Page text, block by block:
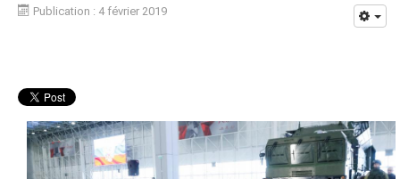
Publication : 4 février 2019